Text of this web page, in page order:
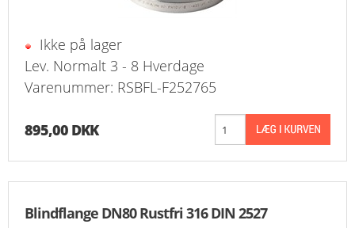
Ikke på lager
Lev. Normalt 3 - 8 Hverdage
Varenummer: RSBFL-F252765
895,00 DKK
Blindflange DN80 Rustfri 316 DIN 2527